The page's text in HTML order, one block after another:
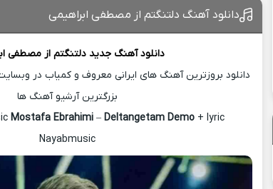
دانلود آهنگ دلتنگتم از مصطفی ابراهیمی
دانلود آهنگ جدیددلتنگتم از مصطفی
دانلود بروزترین آهنگ های ایرانی معروف و کمیاب در
بزرگترین آرشیو آهنگ ها
Mostafa Ebrahimi –Deltangetam Demo + lyric
Nayabmusic